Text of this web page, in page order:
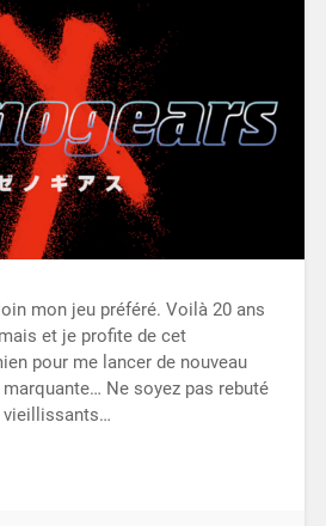
mon jeu préféré. Voilà 20 ans
et je profite de cet
pour me lancer de nouveau
Ne soyez pas rebuté
vieillissants…